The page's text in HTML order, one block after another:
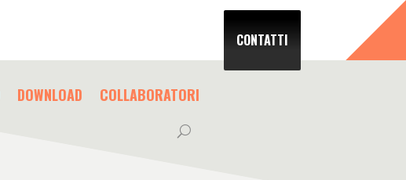
DOWNLOAD COLLABORATORI
CONTATTI